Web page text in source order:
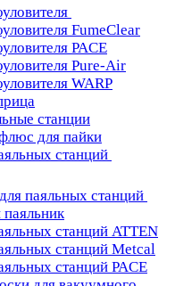
FumeClear
PACE
Pure-Air
WARP
станции
для пайки
станций
паяльных станций
станций ATTEN
станций Metcal
станций PACE